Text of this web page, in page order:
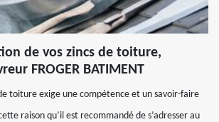
de vos zincs de toiture,
FROGER BATIMENT
toiture exige une compétence et un savoir-faire
raison qu’il est recommandé de s’adresser au